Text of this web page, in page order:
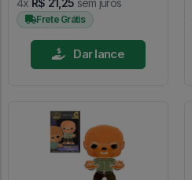
Frete Grátis
Dar lance